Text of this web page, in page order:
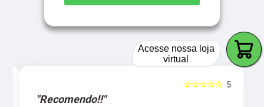
5
☆☆☆☆☆
"Recomendo!!"
Acesse nossa loja
virtual